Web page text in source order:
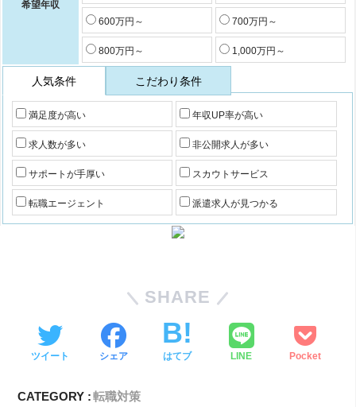
希望年収
600万円～ 700万円～
800万円～ 1,000万円～
人気条件 こだわり条件
満足度が高い 年収UP率が高い
求人数が多い 非公開求人が多い
サポートが手厚い スカウトサービス
転職エージェント 派遣求人が見つかる
SHARE
ツイート シェア はてブ LINE Pocket
CATEGORY :転職対策